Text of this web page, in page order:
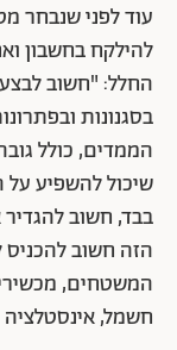
עוד לפני שנבחר
להילקח בחשבון
החלל: "חשוב
בסגנונות
הממדים, כולל
שיכול להשפיע על
בבד, חשוב
הזה חשוב
המשטחים,
חשמל, אינסטלציה